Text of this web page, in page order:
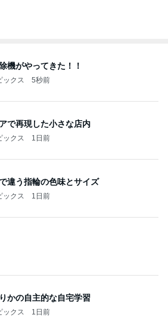
な理由
たいなミニトマトのマリネ
ックス 1日前